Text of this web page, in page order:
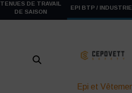
TENUES DE TRAVAIL
DE SAISON
EPI BTP / INDUSTRIE
Epi et